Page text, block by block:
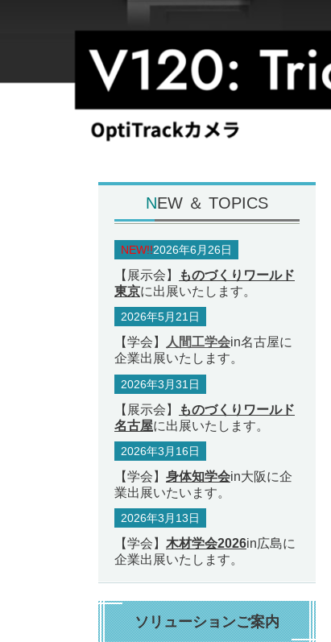
NEW ＆ TOPICS
NEW!!2026年6月26日
【展示会】
ものづくりワールド
東京に出展いたします。
2026年5月21日
【学会】 人間工学会in名古屋に
企業出展いたします。
2026年3月31日
【展示会】
ものづくりワールド
名古屋に出展いたします。
2026年3月16日
【学会】 身体知学会in大阪に企
業出展いたいます。
2026年3月13日
【学会】 木材学会2026in広島に
企業出展いたします。
ソリューションご案内